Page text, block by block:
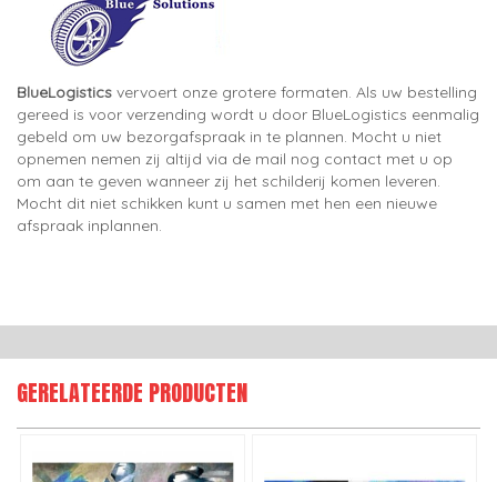
BlueLogistics vervoert onze grotere formaten. Als uw bestelling
gereed is voor verzending wordt u door BlueLogistics eenmalig
gebeld om uw bezorgafspraak in te plannen. Mocht u niet
opnemen nemen zij altijd via de mail nog contact met u op
om aan te geven wanneer zij het schilderij komen leveren.
Mocht dit niet schikken kunt u samen met hen een nieuwe
afspraak inplannen.
GERELATEERDE PRODUCTEN